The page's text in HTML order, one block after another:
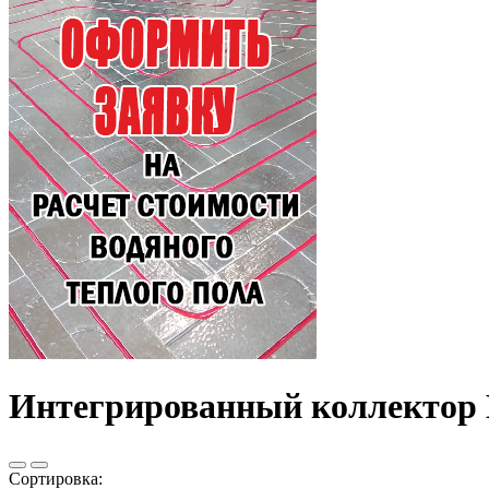
Интегрированный
Сортировка: